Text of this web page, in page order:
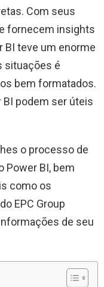
Com seus
fornecem insights
BI teve um enorme
situações é
bem formatados.
BI podem ser úteis
o processo de
Power BI, bem
como os
EPC Group
de seu